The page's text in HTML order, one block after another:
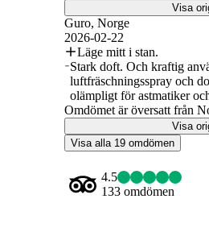
Visa
Guro, Norge
2026-02-22
Läge mitt i stan.
Stark doft. Och kraftig
luftfräschningsspray och
olämpligt för astmatiker
Omdömet är översatt från
Visa
Visa alla 19 omdömen
4.5
133 omdömen